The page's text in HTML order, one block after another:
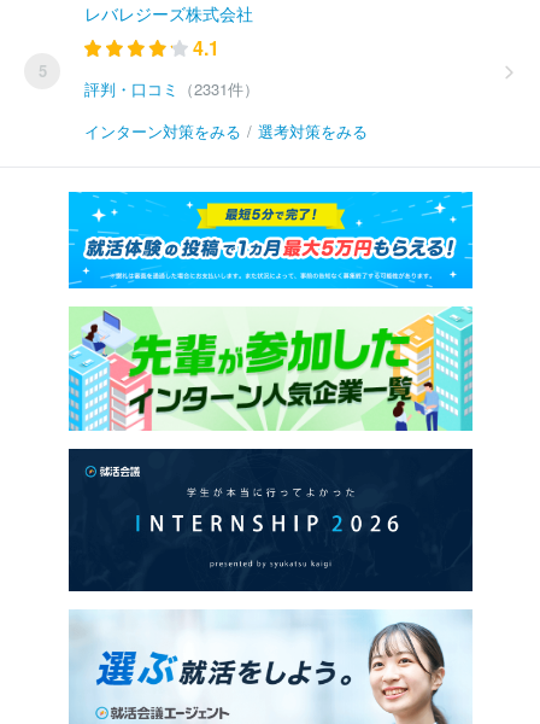
5
レバレジーズ株式会社
4.1
評判・口コミ
（2331件）
インターン対策をみる / 選考対策をみる